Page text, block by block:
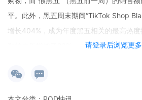
请登录后浏览更多
平。此外，黑五周末期间“TikTok Shop
增长404%，成为年度黑五相关的最高热